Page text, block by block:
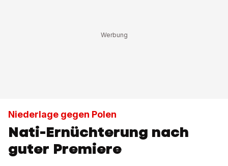
Niederlage gegen Polen
Nati-Ernüchterung nach
guter Premiere